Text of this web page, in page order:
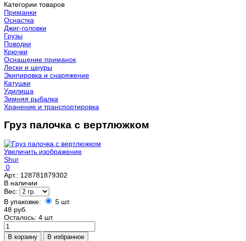
Категории товаров
Приманки
Оснастка
Джиг-головки
Грузы
Поводки
Крючки
Оснащение приманок
Лески и шнуры
Экипировка и снаряжение
Катушки
Удилища
Зимняя рыбалка
Хранение и транспортировка
Груз палочка с вертлюжком
Увеличить изображение
Shur
0
Арт.: 128781879302
В наличии
Вес:
В упаковке:
5 шт.
48 руб.
Осталось: 4 шт.